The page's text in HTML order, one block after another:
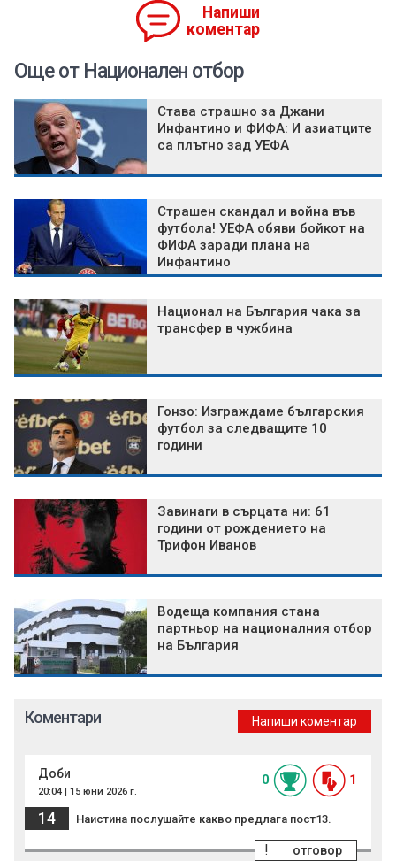
Напиши
коментар
Още от Национален отбор
Става страшно за Джани
Инфантино и ФИФА: И азиатците
са плътно зад УЕФА
Страшен скандал и война във
футбола! УЕФА обяви бойкот на
ФИФА заради плана на
Инфантино
Национал на България чака за
трансфер в чужбина
Гонзо: Изграждаме българския
футбол за следващите 10
години
Завинаги в сърцата ни: 61
години от рождението на
Трифон Иванов
Водеща компания стана
партньор на националния отбор
на България
Коментари Напиши коментар
Доби
20:04 | 15 юни 2026 г.
0 1
14 Наистина послушайте какво предлага пост13.
отговор
!